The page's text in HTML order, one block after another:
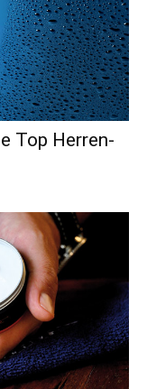
Top Herren-